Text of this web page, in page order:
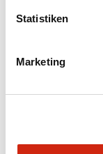
Statistiken
Marketing
Kataloge &
RH Series